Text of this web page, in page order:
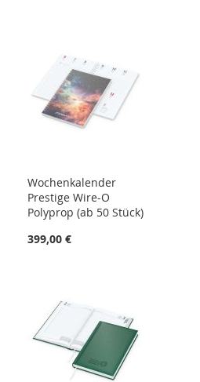
Wochenkalender
Prestige Wire-O
Polyprop (ab 50 Stück)
399,00 €